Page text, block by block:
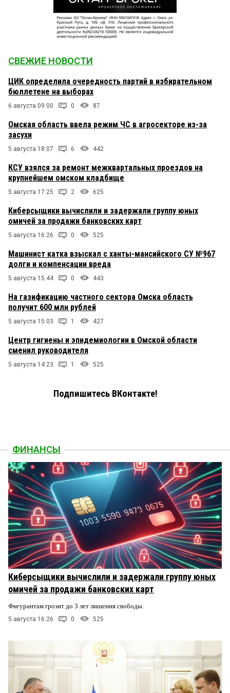
СВЕЖИЕ НОВОСТИ
ЦИК определила очередность партий в избирательном
бюллетене на выборах
6 августа 09:00 0 87
Омская область ввела режим ЧС в агросекторе из-за
засухи
5 августа 18:07 6 442
КСУ взялся за ремонт межквартальных проездов на
крупнейшем омском кладбище
5 августа 17:25 2 625
Киберсыщики вычислили и задержали группу юных
омичей за продажи банковских карт
5 августа 16:26 0 525
Машинист катка взыскал с ханты-мансийского СУ №967
долги и компенсации вреда
5 августа 15:44 0 443
На газификацию частного сектора Омска область
получит 600 млн рублей
5 августа 15:03 1 427
Центр гигиены и эпидемиологии в Омской области
сменил руководителя
5 августа 14:23 1 525
Подпишитесь ВКонтакте!
ФИНАНСЫ
Киберсыщики вычислили и задержали группу юных
омичей за продажи банковских карт
Фигурантам грозит до 3 лет лишения свободы.
5 августа 16:26 0 525